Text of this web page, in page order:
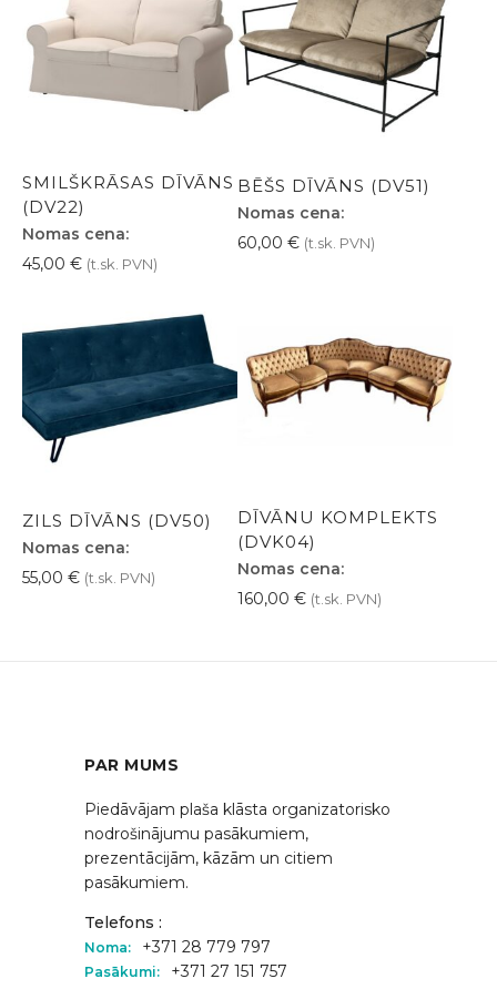
SMILŠKRĀSAS DĪVĀNS
(DV22)
Nomas cena:
45,00 € (t.sk. PVN)
BĒŠS DĪVĀNS (DV51)
Nomas cena:
60,00 € (t.sk. PVN)
ZILS DĪVĀNS (DV50)
Nomas cena:
55,00 € (t.sk. PVN)
DĪVĀNU KOMPLEKTS
(DVK04)
Nomas cena:
160,00 € (t.sk. PVN)
PAR MUMS
Piedāvājam plaša klāsta organizatorisko
nodrošinājumu pasākumiem,
prezentācijām, kāzām un citiem
pasākumiem.
Telefons :
Noma: +371 28 779 797
Pasākumi:
+371 27 151 757